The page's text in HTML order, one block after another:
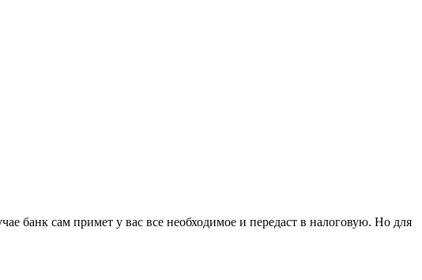
банк сам примет у вас все необходимое и передаст в налоговую. Но для